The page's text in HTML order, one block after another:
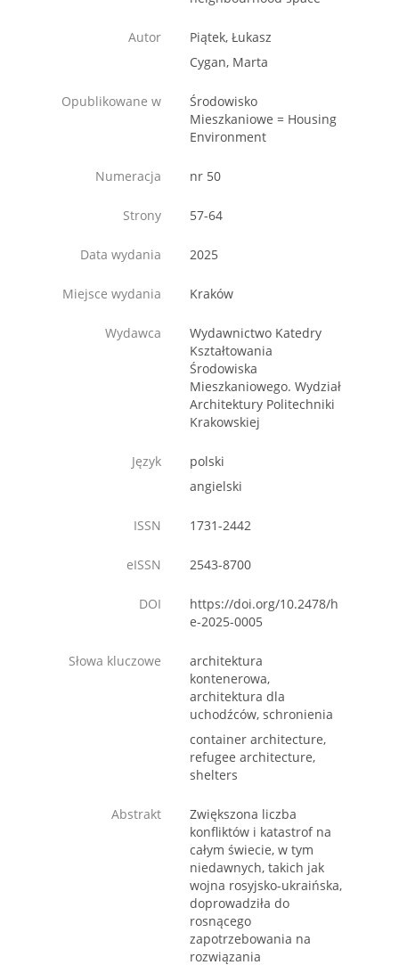
Autor
Piątek, Łukasz
Cygan, Marta
Opublikowane w
Środowisko
Mieszkaniowe = Housing
Environment
Numeracja nr 50
Strony 57-64
Data wydania 2025
Miejsce wydania Kraków
Wydawca
Wydawnictwo Katedry
Kształtowania
Środowiska
Mieszkaniowego. Wydział
Architektury Politechniki
Krakowskiej
Język
polski
angielski
ISSN 1731-2442
eISSN 2543-8700
DOI
https://doi.org/10.2478/h
e-2025-0005
Słowa kluczowe
architektura
kontenerowa,
architektura dla
uchodźców, schronienia
container architecture,
refugee architecture,
shelters
Abstrakt
Zwiększona liczba
konfliktów i katastrof na
całym świecie, w tym
niedawnych, takich jak
wojna rosyjsko-ukraińska,
doprowadziła do
rosnącego
zapotrzebowania na
rozwiązania